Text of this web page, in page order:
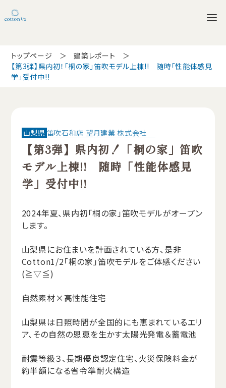
トップページ
建築レポート
【第3弾】県内初！「桐の家」笛吹モデル上棟!! 随時「性能体感見
学」受付中!!
山梨県 笛吹石和店 望月建業 株式会社
【第3弾】県内初！「桐の家」笛吹
モデル上棟!! 随時「性能体感見
学」受付中!!
2024年夏、県内初「桐の家」笛吹モデルがオープン
します。
山梨県にお住まいを計画されている方、是非
Cotton1/2「桐の家」笛吹モデルをご体感ください
(≧▽≦)
自然素材×高性能住宅
山梨県は日照時間が全国的にも恵まれているエリ
ア、その自然の恩恵を生かす太陽光発電＆蓄電池
耐震等級３、長期優良認定住宅、火災保険料金が
約半額になる省令準耐火構造